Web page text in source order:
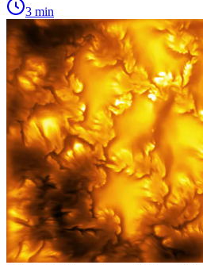
3 min